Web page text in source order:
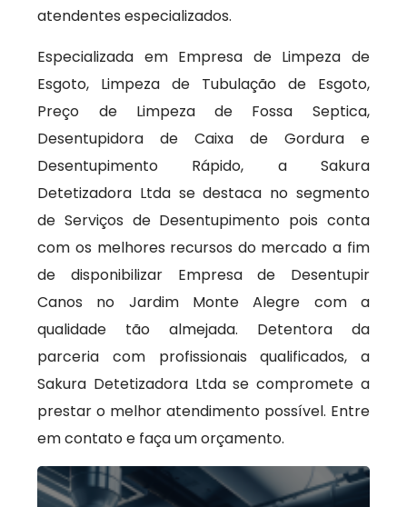
atendentes especializados.
Especializada em Empresa de Limpeza de
Esgoto, Limpeza de Tubulação de Esgoto,
Preço de Limpeza de Fossa Septica,
Desentupidora de Caixa de Gordura e
Desentupimento Rápido, a Sakura
Detetizadora Ltda se destaca no segmento
de Serviços de Desentupimento pois conta
com os melhores recursos do mercado a fim
de disponibilizar Empresa de Desentupir
Canos no Jardim Monte Alegre com a
qualidade tão almejada. Detentora da
parceria com profissionais qualificados, a
Sakura Detetizadora Ltda se compromete a
prestar o melhor atendimento possível. Entre
em contato e faça um orçamento.